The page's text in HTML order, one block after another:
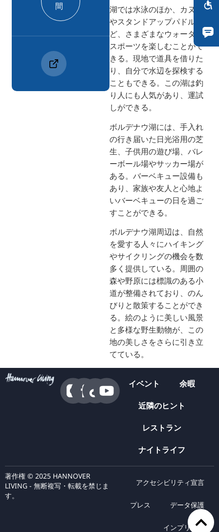
湖では水泳のほか、カヌー
やスタンドアップパドルな
ど、さまざまなウォーター
スポーツを楽しむことがで
きる。現地で道具を借りた
り、自分で水辺を探検する
こともできる。この湖は釣
り人にも人気があり、運試
しができる。
ボルデナウ湖には、手入れ
の行き届いた日光浴用の芝
生、子供用の遊び場、バレ
ーボール場やサッカー場が
ある。バーベキュー設備も
あり、家族や友人と心地よ
いバーベキューの日を過ご
すことができる。
ボルデナウ湖周辺は、自然
を愛する人々にハイキング
やサイクリングの機会を数
多く提供している。周囲の
森や野原には標識のある小
道が整備されており、のん
びりと散策することができ
る。絵のように美しい風景
と多様な野生動物が、この
地の美しさをさらに引き立
てている。
間
イベント 余暇
近隣のヒント
レストラン
ナイトライフ
著作権 © 2025 HANNOVER
LIVING - 無断複写・転載を禁じま
す。
アクセシビリティ宣言
プレス データ保護
インプリント